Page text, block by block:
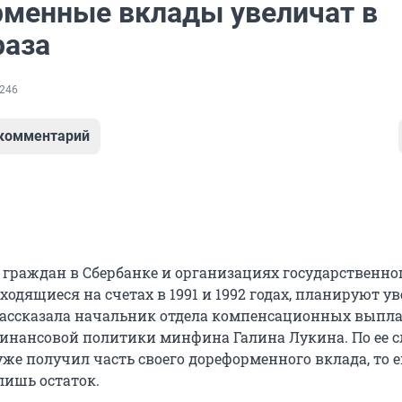
вклады увеличат в
246
в Сбербанке и организациях
на счетах в 1991 и 1992 годах, планируют
начальник отдела компенсационных
политики минфина Галина Лукина. По ее
получил часть своего дореформенного вклада, то
остаток.